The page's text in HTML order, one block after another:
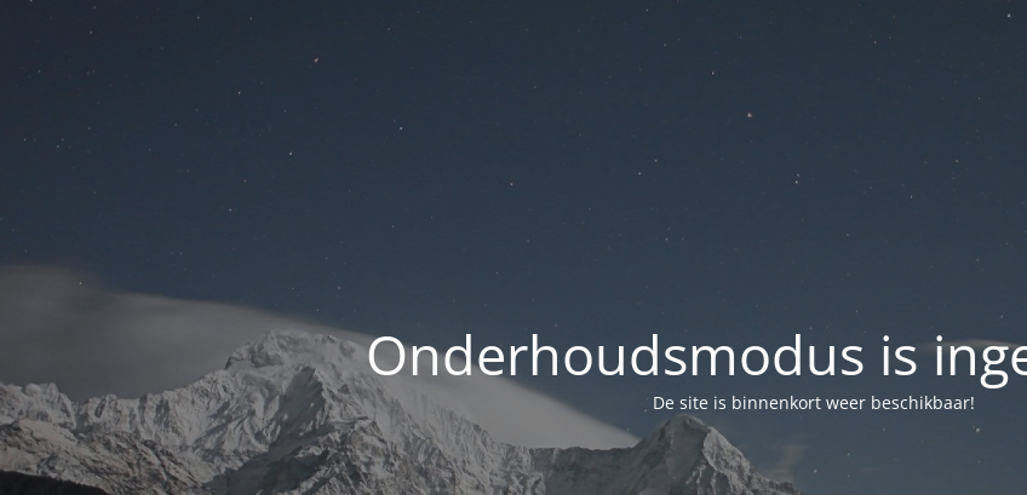
Onderhoudsmodus is
De site is binnenkort weer beschikbaar!